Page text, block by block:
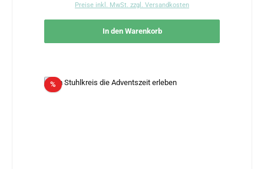
Preise inkl. MwSt. zzgl. Versandkosten
In den Warenkorb
%Rabatt